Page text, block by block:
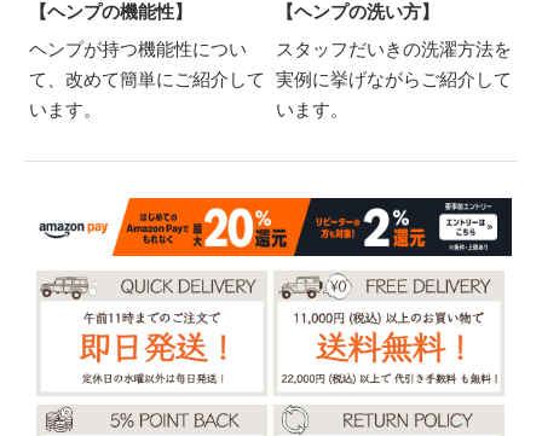
【ヘンプの機能性】
ヘンプが持つ機能性につい
て、改めて簡単にご紹介して
います。
【ヘンプの洗い方】
スタッフだいきの洗濯方法を
実例に挙げながらご紹介して
います。